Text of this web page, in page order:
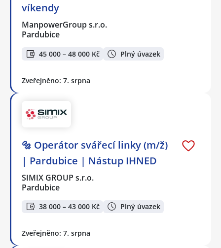
víkendy
ManpowerGroup s.r.o.
Pardubice
45 000 – 48 000 Kč Plný úvazek
Zveřejněno: 7. srpna
🔩 Operátor svářecí linky (m/ž)
| Pardubice | Nástup IHNED
SIMIX GROUP s.r.o.
Pardubice
38 000 – 43 000 Kč Plný úvazek
Zveřejněno: 7. srpna